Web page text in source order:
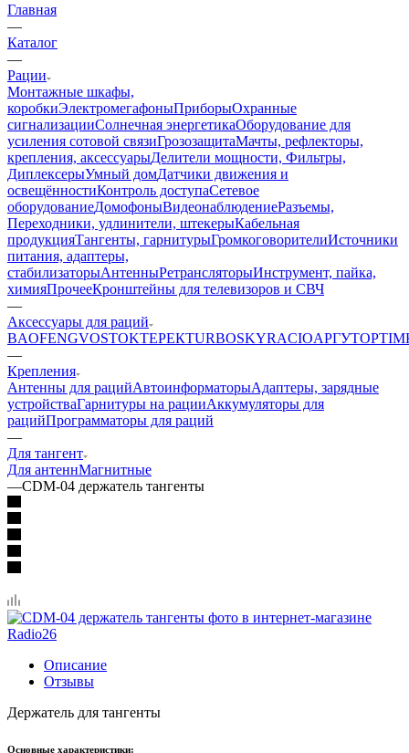
Главная
—
Каталог
—
Рации
Монтажные шкафы,
коробкиЭлектромегафоныПриборыОхранные
сигнализацииСолнечная энергетикаОборудование для
усиления сотовой связиГрозозащитаМачты, рефлекторы,
крепления, аксессуарыДелители мощности, Фильтры,
ДиплексерыУмный домДатчики движения и
освещённостиКонтроль доступаСетевое
оборудованиеДомофоныВидеонаблюдениеРазъемы,
Переходники, удлинители, штекерыКабельная
продукцияТангенты, гарнитурыГромкоговорителиИсточники
питания, адаптеры,
стабилизаторыАнтенныРетрансляторыИнструмент, пайка,
химияПрочееКронштейны для телевизоров и СВЧ
—
Аксессуары для раций
BAOFENGVOSTOKТЕРЕКTURBOSKYRACIOАРГУТOPTIM
—
Крепления
Антенны для рацийАвтоинформаторыАдаптеры, зарядные
устройстваГарнитуры на рацииАккумуляторы для
рацийПрограмматоры для раций
—
Для тангент
Для антеннМагнитные
—CDM-04 держатель тангенты
Описание
Отзывы
Держатель для тангенты
Основные характеристики: